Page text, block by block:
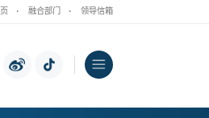
· 融合部门 · 领导信箱